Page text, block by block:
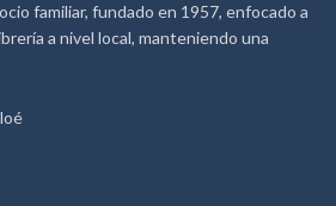
familiar, fundado en 1957, enfocado a
a nivel local, manteniendo una